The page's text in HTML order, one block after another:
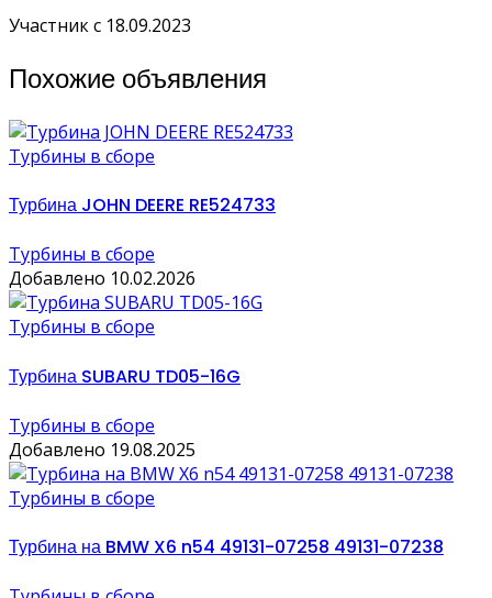
Участник с 18.09.2023
Похожие объявления
Турбины в сборе
Турбина JOHN DEERE RE524733
Турбины в сборе
Добавлено 10.02.2026
Турбины в сборе
Турбина SUBARU TD05-16G
Турбины в сборе
Добавлено 19.08.2025
Турбины в сборе
Турбина на BMW X6 n54 49131-07258 49131-07238